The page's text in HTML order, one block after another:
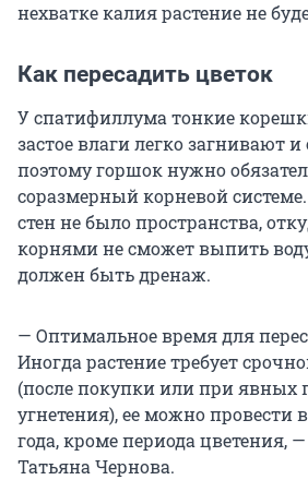
нехватке калия растение не
Как пересадить цветок
У спатифиллума тонкие
застое влаги легко загнивают
поэтому горшок нужно
соразмерный корневой
стен не было пространства,
корнями не сможет выпить
должен быть дренаж.
— Оптимальное время для
Иногда растение требует
(после покупки или при явных
угнетения), ее можно провести
года, кроме периода цветения,
Татьяна Чернова.